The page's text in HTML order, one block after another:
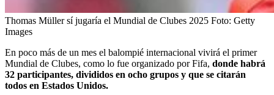
Thomas Müller sí jugaría el Mundial de Clubes 2025 Foto: Getty
Images
En poco más de un mes el balompié internacional vivirá el primer
Mundial de Clubes, como lo fue organizado por Fifa, donde habrá
32 participantes, divididos en ocho grupos y que se citarán
todos en Estados Unidos.